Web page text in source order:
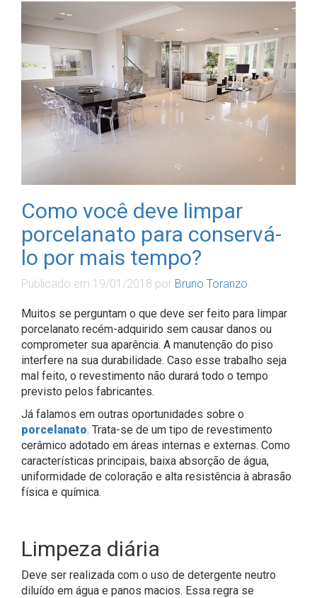
Como você deve limpar
porcelanato para conservá-
lo por mais tempo?
Publicado em 19/01/2018 por Bruno Toranzo
Muitos se perguntam o que deve ser feito para limpar
porcelanato recém-adquirido sem causar danos ou
comprometer sua aparência. A manutenção do piso
interfere na sua durabilidade. Caso esse trabalho seja
mal feito, o revestimento não durará todo o tempo
previsto pelos fabricantes.
Já falamos em outras oportunidades sobre o
porcelanato. Trata-se de um tipo de revestimento
cerâmico adotado em áreas internas e externas. Como
características principais, baixa absorção de água,
uniformidade de coloração e alta resistência à abrasão
física e química.
Limpeza diária
Deve ser realizada com o uso de detergente neutro
diluído em água e panos macios. Essa regra se